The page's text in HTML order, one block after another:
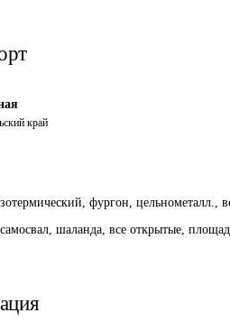
край
фургон, цельнометалл.,
шаланда, все открытые,